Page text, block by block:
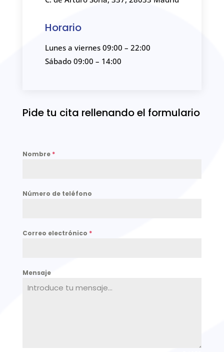
Horario
Lunes a viernes 09:00 – 22:00
Sábado 09:00 – 14:00
Pide tu cita rellenando el formulario
Nombre *
Número de teléfono
Correo electrónico *
Mensaje